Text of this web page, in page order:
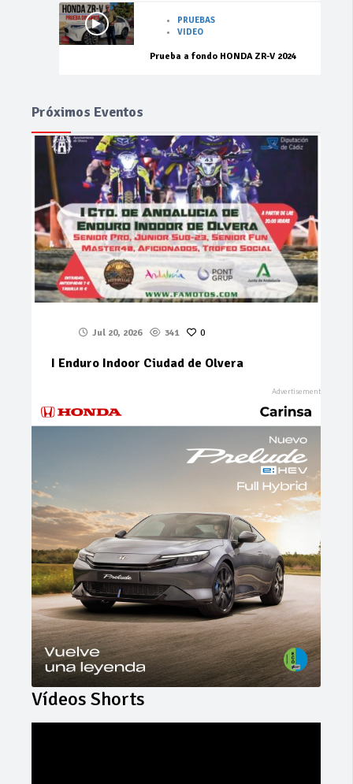
PRUEBAS
VIDEO
Prueba a fondo HONDA ZR-V 2024
Próximos Eventos
Jul 20, 2026 341 0
I Enduro Indoor Ciudad de Olvera
Vídeos Shorts